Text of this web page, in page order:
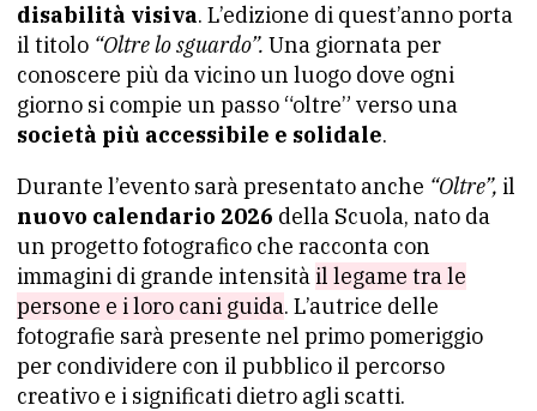
disabilità visiva. L’edizione di quest’anno porta
il titolo “Oltre lo sguardo”. Una giornata per
conoscere più da vicino un luogo dove ogni
giorno si compie un passo “oltre” verso una
società più accessibile e solidale.
Durante l’evento sarà presentato anche “Oltre”, il
nuovo calendario 2026 della Scuola, nato da
un progetto fotografico che racconta con
immagini di grande intensitàil legame tra le
persone e i loro cani guida. L’autrice delle
fotografie sarà presente nel primo pomeriggio
per condividere con il pubblico il percorso
creativo e i significati dietro agli scatti.